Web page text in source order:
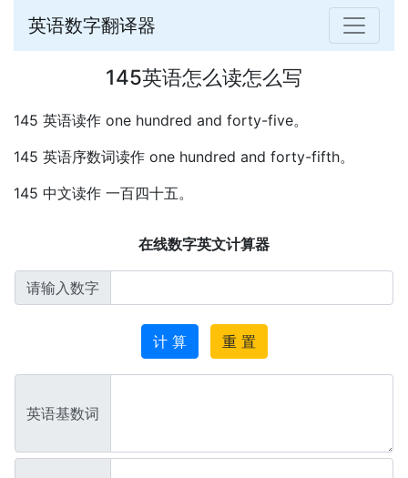
英语数字翻译器
145英语怎么读怎么写
145 英语读作 one hundred and forty-five。
145 英语序数词读作 one hundred and forty-fifth。
145 中文读作 一百四十五。
在线数字英文计算器
请输入数字
计 算 重 置
英语基数词